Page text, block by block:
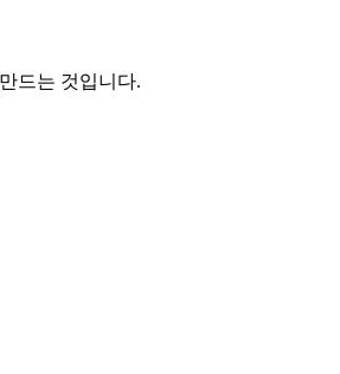
드는 것입니다.